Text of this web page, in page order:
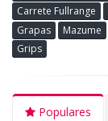
Carrete Fullrange
Grapas
Mazume
Grips
Populares